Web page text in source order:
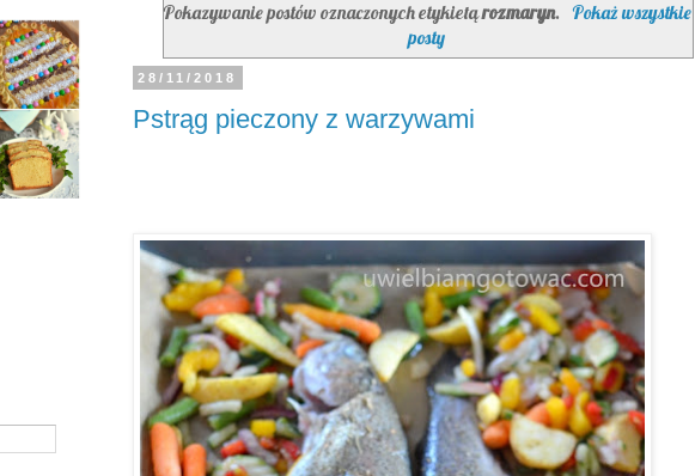
Pokazywanie postów oznaczonych etykietąrozmaryn. Pokaż wszystkie
posty
28/11/2018
Pstrąg pieczony z warzywami